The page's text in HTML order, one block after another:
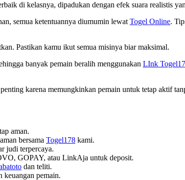
di kelasnya, dipadukan dengan efek suara realistis
semua ketentuannya diumumin lewat Togel Online.
Pastikan kamu ikut semua misinya biar maksimal.
banyak pemain beralih menggunakan LInk
karena memungkinkan pemain untuk tetap aktif
aman.
bersama Togel178 kami.
judi terpercaya.
GOPAY, atau LinkAja untuk deposit.
dan teliti.
keuangan pemain.